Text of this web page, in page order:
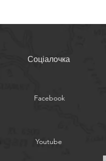
Соціалочка
Facebook
Youtube